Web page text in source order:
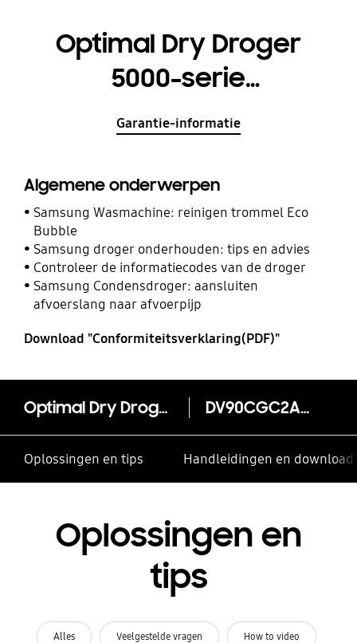
Optimal Dry Droger
5000-serie
DV90CGC2A0AH
Garantie-informatie
Algemene onderwerpen
Samsung Wasmachine: reinigen trommel Eco
Bubble
Samsung droger onderhouden: tips en advies
Controleer de informatiecodes van de droger
Samsung Condensdroger: aansluiten
afvoerslang naar afvoerpijp
Download "Conformiteitsverklaring(PDF)"
Optimal Dry Droger 5000-serie DV90CGC2A0AH DV90CGC2A0AH
Oplossingen en tips Handleidingen en
Oplossingen en
tips
Alles Veelgestelde vragen How to video